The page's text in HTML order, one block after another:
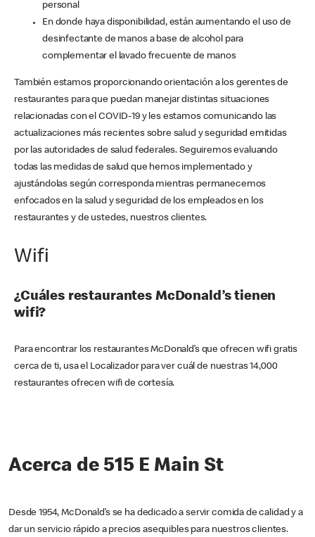
personal
En donde haya disponibilidad, están aumentando el uso de
desinfectante de manos a base de alcohol para
complementar el lavado frecuente de manos
También estamos proporcionando orientación a los gerentes de
restaurantes para que puedan manejar distintas situaciones
relacionadas con el COVID-19 y les estamos comunicando las
actualizaciones más recientes sobre salud y seguridad emitidas
por las autoridades de salud federales. Seguiremos evaluando
todas las medidas de salud que hemos implementado y
ajustándolas según corresponda mientras permanecemos
enfocados en la salud y seguridad de los empleados en los
restaurantes y de ustedes, nuestros clientes.
Wifi
¿Cuáles restaurantes McDonald’s tienen
wifi?
Para encontrar los restaurantes McDonald’s que ofrecen wifi gratis
cerca de ti, usa el Localizador para ver cuál de nuestras 14,000
restaurantes ofrecen wifi de cortesía.
Acerca de 515 E Main St
Desde 1954, McDonald’s se ha dedicado a servir comida de calidad y a
dar un servicio rápido a precios asequibles para nuestros clientes.